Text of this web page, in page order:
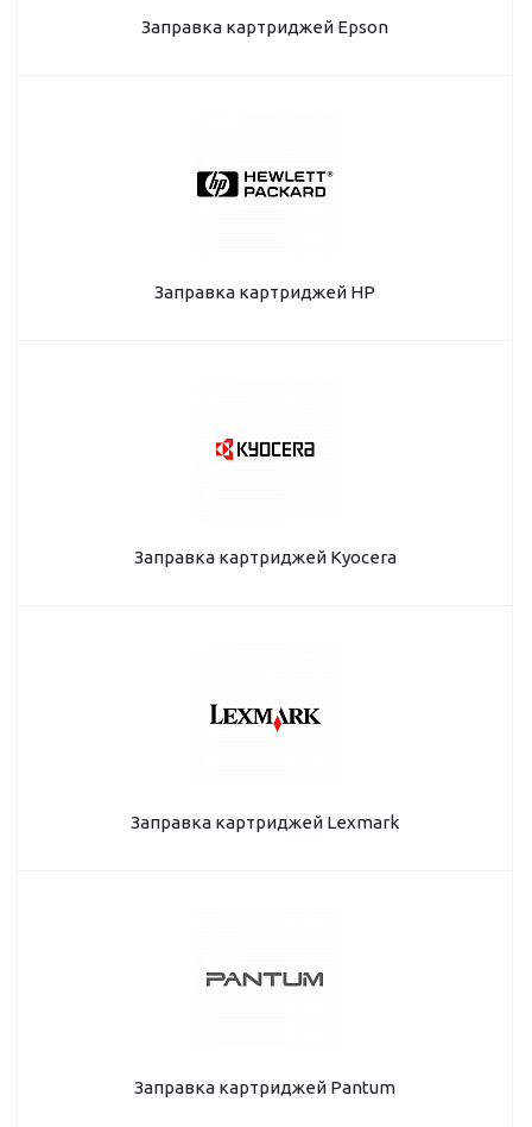
Заправка картриджей Epson
Заправка картриджей HP
Заправка картриджей Kyocera
Заправка картриджей Lexmark
Заправка картриджей Pantum